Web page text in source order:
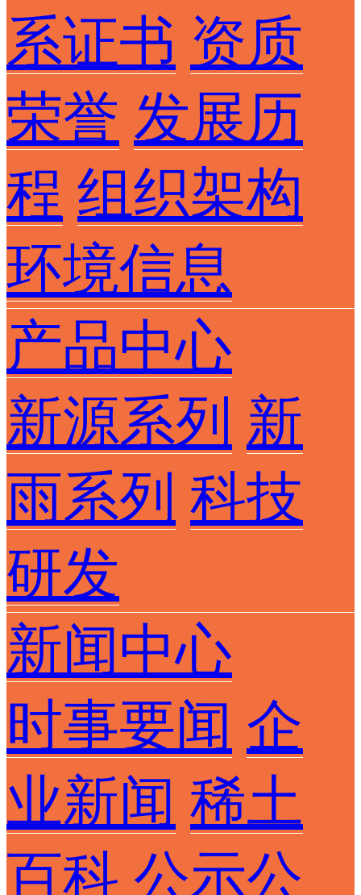
系证书 资质
荣誉 发展历
程 组织架构
环境信息
产品中心
新源系列 新
雨系列 科技
研发
新闻中心
时事要闻 企
业新闻 稀土
百科 公示公